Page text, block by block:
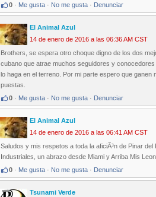
0 · Me gusta · No me gusta · Denunciar
El Animal Azul
14 de enero de 2016 a las 06:36 AM CST
Brothers, se espera otro choque digno de los dos
cubano que atrae muchos seguidores y
lo haga en el terreno. Por mi parte espero que
puestas.
0 · Me gusta · No me gusta · Denunciar
El Animal Azul
14 de enero de 2016 a las 06:41 AM CST
Saludos y mis respetos a toda la aficiÃ³n de Pinar
Industriales, un abrazo desde Miami y Arriba Mis
0 · Me gusta · No me gusta · Denunciar
Tsunami Verde